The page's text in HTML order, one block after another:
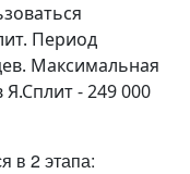
Период
Максимальная
- 249 000
в 2 этапа: